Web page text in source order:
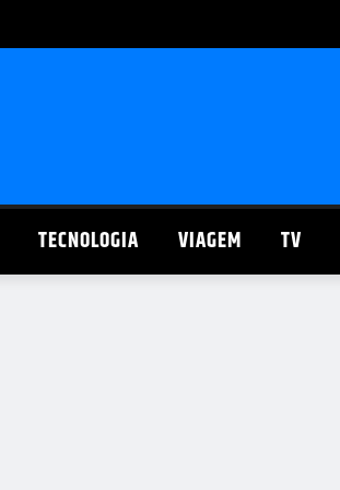
TECNOLOGIA VIAGEM TV